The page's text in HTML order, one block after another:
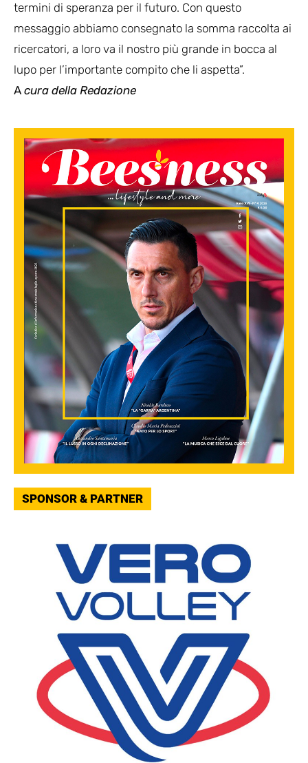
termini di speranza per il futuro. Con questo
messaggio abbiamo consegnato la somma raccolta ai
ricercatori, a loro va il nostro più grande in bocca al
lupo per l’importante compito che li aspetta”.
A cura della Redazione
SPONSOR & PARTNER